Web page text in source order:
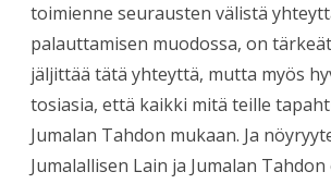
toimienne seurausten välistä
palauttamisen muodossa, on
jäljittää tätä yhteyttä, mutta myös
tosiasia, että kaikki mitä teille
Jumalan Tahdon mukaan. Ja
Jumalallisen Lain ja Jumalan Tahdon